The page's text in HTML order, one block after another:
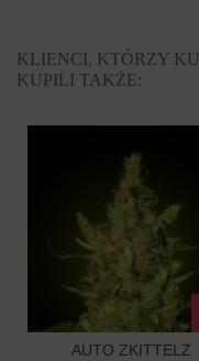
KLIENCI, KTÓRZY
KUPILI TAKŻE:
AUTO ZKITTELZ